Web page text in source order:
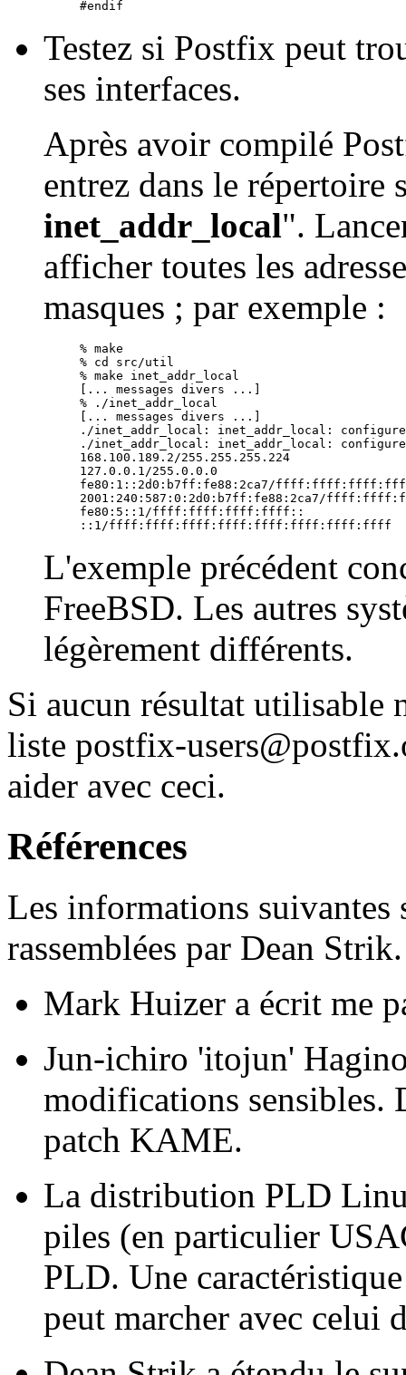
Testez si Postfix peut
ses interfaces.
Après avoir compilé
entrez dans le répertoire
inet_addr_local".
afficher toutes les
masques ; par exemple :
% make
% cd src/util
% make inet_addr_local
[... messages divers ...]
% ./inet_addr_local
[... messages divers ...]
./inet_addr_local: inet_addr_local:
./inet_addr_local: inet_addr_local:
168.100.189.2/255.255.255.224
127.0.0.1/255.0.0.0
fe80:1::2d0:b7ff:fe88:2ca7/
2001:240:587:0:2d0:b7ff:fe88:2ca7/
fe80:5::1/ffff:ffff:ffff:ffff::
L'exemple précédent
FreeBSD. Les autres
légèrement différents.
Si aucun résultat utilisable
liste postfix-
aider avec ceci.
Références
Les informations suivantes
rassemblées par Dean Strik.
Mark Huizer a écrit me
Jun-ichiro 'itojun'
modifications sensibles.
patch KAME.
La distribution PLD
piles (en particulier
PLD. Une
peut marcher avec celui